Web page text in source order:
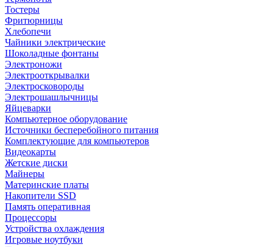
Тостеры
Фритюрницы
Хлебопечи
Чайники электрические
Шоколадные фонтаны
Электроножи
Электрооткрывалки
Электросковороды
Электрошашлычницы
Яйцеварки
Компьютерное оборудование
Источники бесперебойного питания
Комплектующие для компьютеров
Видеокарты
Жетские диски
Майнеры
Материнские платы
Накопители SSD
Память оперативная
Процессоры
Устройства охлаждения
Игровые ноутбуки